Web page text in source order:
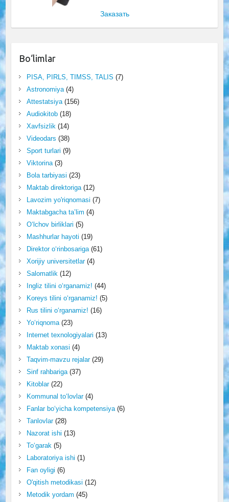
Заказать
Bo‘limlar
PISA, PIRLS, TIMSS, TALIS (7)
Astronomiya(4)
Attestatsiya(156)
Audiokitob(18)
Xavfsizlik(14)
Videodars (38)
Sport turlari (9)
Viktorina(3)
Bola tarbiyasi (23)
Maktab direktoriga(12)
Lavozim yo'riqnomasi (7)
Maktabgacha ta’lim (4)
O‘lchov birliklari (5)
Mashhurlar hayoti (19)
Direktor o‘rinbosariga(61)
Xorijiy universitetlar(4)
Salomatlik(12)
Ingliz tilini o‘rganamiz! (44)
Koreys tilini o‘rganamiz! (5)
Rus tilini o‘rganamiz! (16)
Yo‘riqnoma(23)
Internet texnologiyalari (13)
Maktab xonasi (4)
Taqvim-mavzu rejalar(29)
Sinf rahbariga(37)
Kitoblar(22)
Kommunal to‘lovlar(4)
Fanlar bo‘yicha kompetensiya(6)
Tanlovlar(28)
Nazorat ishi (13)
To‘garak(5)
Laboratoriya ishi (1)
Fan oyligi (6)
O'qitish metodikasi (12)
Metodik yordam (45)